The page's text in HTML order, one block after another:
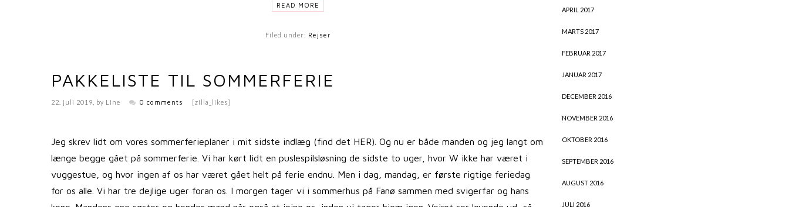
READ MORE
Filed under: Rejser
PAKKELISTE TIL SOMMERFERIE
22. juli 2019 , by Line 0 comments [zilla_likes]
Jeg skrev lidt om vores sommerferieplaner i mit sidste indlæg (find det HER). Og nu er både manden og jeg langt om
længe begge gået på sommerferie. Vi har kørt lidt en puslespilsløsning de sidste to uger, hvor W ikke har været i
vuggestue, og hvor ingen af os har været gået helt på ferie endnu. Men i dag, mandag, er første rigtige feriedag
for os alle. Vi har tre dejlige uger foran os. I morgen tager vi i sommerhus på Fanø sammen med svigerfar og hans
APRIL 2017
MARTS 2017
FEBRUAR 2017
JANUAR 2017
DECEMBER 2016
NOVEMBER 2016
OKTOBER 2016
SEPTEMBER 2016
AUGUST 2016
JULI 2016